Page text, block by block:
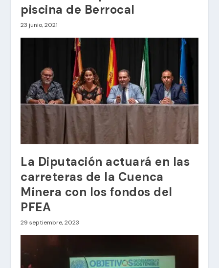
piscina de Berrocal
23 junio, 2021
La Diputación actuará en las
carreteras de la Cuenca
Minera con los fondos del
PFEA
29 septiembre, 2023